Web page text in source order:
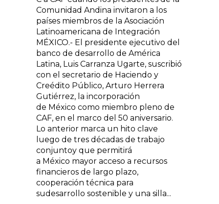
Comunidad Andina invitaron a los
países miembros de la Asociación
Latinoamericana de Integración
MÉXICO.- El presidente ejecutivo del
banco de desarrollo de América
Latina, Luis Carranza Ugarte, suscribió
con el secretario de Haciendo y
Creédito Público, Arturo Herrera
Gutiérrez, la incorporación
de México como miembro pleno de
CAF, en el marco del 50 aniversario.
Lo anterior marca un hito clave
luego de tres décadas de trabajo
conjuntoy que permitirá
a México mayor acceso a recursos
financieros de largo plazo,
cooperación técnica para
sudesarrollo sostenible y una silla...